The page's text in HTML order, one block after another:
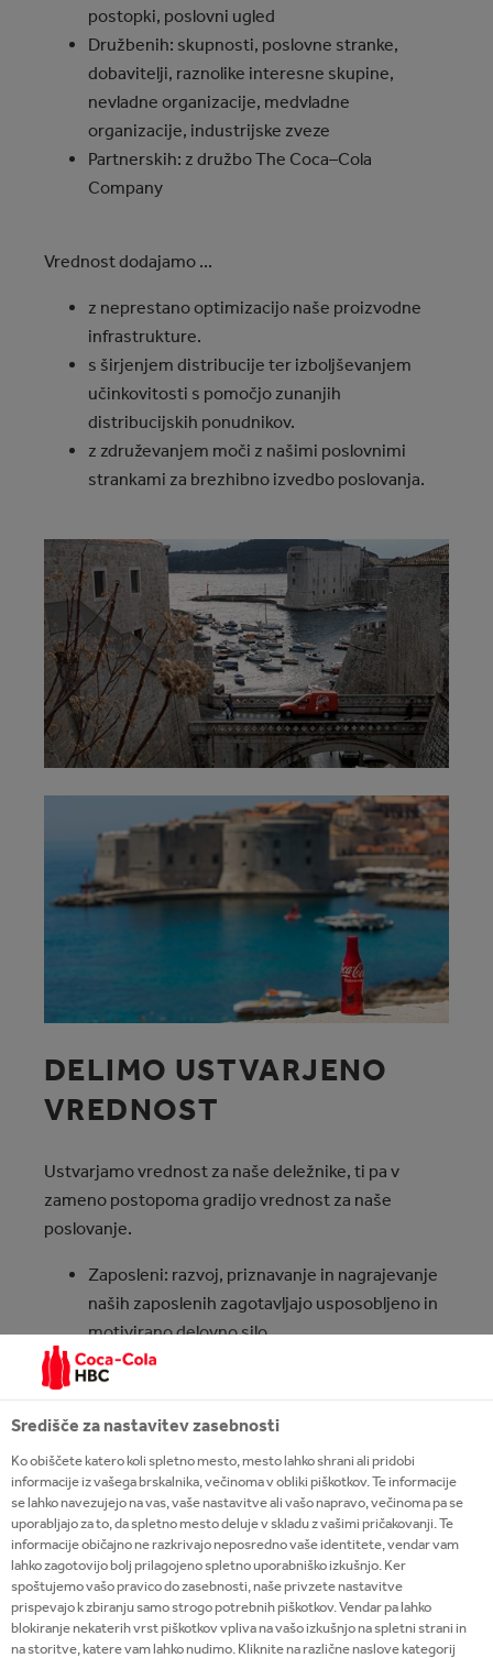
postopki, poslovni ugled
Družbenih: skupnosti, poslovne stranke,
dobavitelji, raznolike interesne skupine,
nevladne organizacije, medvladne
organizacije, industrijske zveze
Partnerskih: z družbo The Coca–Cola
Company
Vrednost dodajamo ...
z neprestano optimizacijo naše proizvodne
infrastrukture.
s širjenjem distribucije ter izboljševanjem
učinkovitosti s pomočjo zunanjih
distribucijskih ponudnikov.
z združevanjem moči z našimi poslovnimi
strankami za brezhibno izvedbo poslovanja.
DELIMO USTVARJENO
VREDNOST
Ustvarjamo vrednost za naše deležnike, ti pa v
zameno postopoma gradijo vrednost za naše
poslovanje.
Zaposleni: razvoj, priznavanje in nagrajevanje
naših zaposlenih zagotavljajo usposobljeno in
motivirano delovno silo.
Družba The Coca–Cola Company: naložbe v
vodilne blagovne znamke in naše poslovanje z
brezhibno izvedbo na področju proizvodnje in
dolgoročnega partnerstva.
Skupnosti in okolje: obogatitev življenj
skupnosti, prispevanje k javnemu dobremu in
varovanje okolja krepijo našo lokalno
prisotnost in zaupanje skupnosti.
Poslovne stranke: podpiranje naših trgovskih
partnerjev in pomoč pri grajenju njihovega
Središče za nastavitev zasebnosti
Ko obiščete katero koli spletno mesto, mesto lahko shrani ali pridobi
informacije iz vašega brskalnika, večinoma v obliki piškotkov. Te informacije
se lahko navezujejo na vas, vaše nastavitve ali vašo napravo, večinoma pa se
uporabljajo za to, da spletno mesto deluje v skladu z vašimi pričakovanji. Te
informacije običajno ne razkrivajo neposredno vaše identitete, vendar vam
lahko zagotovijo bolj prilagojeno spletno uporabniško izkušnjo. Ker
spoštujemo vašo pravico do zasebnosti, naše privzete nastavitve
prispevajo k zbiranju samo strogo potrebnih piškotkov. Vendar pa lahko
blokiranje nekaterih vrst piškotkov vpliva na vašo izkušnjo na spletni strani in
na storitve, katere vam lahko nudimo. Kliknite na različne naslove kategorij